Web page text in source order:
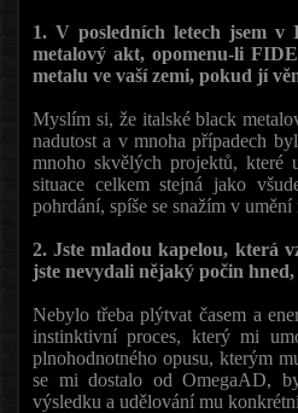
1. V posledních letech jsem v
metalový akt, opomenu-li
metalu ve vaší zemi, pokud jí
Myslím si, že italské black
nadutost a v mnoha případech
mnoho skvělých projektů, které
situace celkem stejná jako
pohrdání, spíše se snažím v
2. Jste mladou kapelou, která
jste nevydali nějaký počin
Nebylo třeba plýtvat časem a
instinktivní proces, který mi
plnohodnotného opusu, kterým
se mi dostalo od OmegaAD,
výsledku a udělování mu